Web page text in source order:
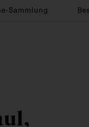
Sammlung